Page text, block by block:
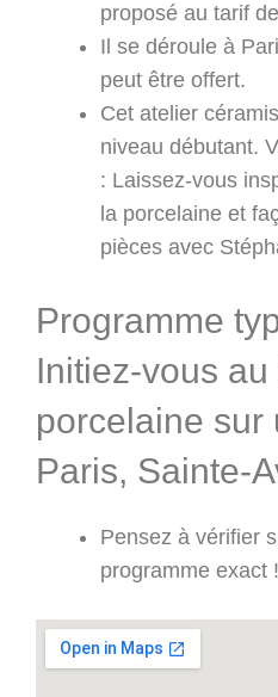
proposé au tarif
Il se déroule à
peut être offert.
Cet atelier
niveau débutant.
: Laissez-vous
la porcelaine et
pièces avec
Programme
Initiez-vous
porcelaine sur
Paris, Sainte-
Pensez à vérifier
programme exact !